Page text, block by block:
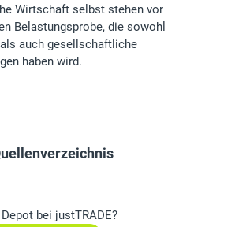
Wirtschaft selbst stehen vor
Belastungsprobe, die sowohl
auch gesellschaftliche
haben wird.
bei justTRADE?